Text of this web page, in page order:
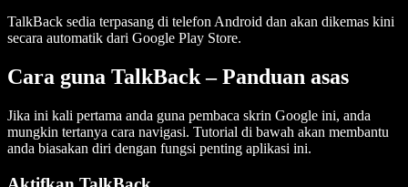
TalkBack sedia terpasang di telefon Android dan akan dikemas kini
secara automatik dari Google Play Store.
Cara guna TalkBack – Panduan asas
Jika ini kali pertama anda guna pembaca skrin Google ini, anda
mungkin tertanya cara navigasi. Tutorial di bawah akan membantu
anda biasakan diri dengan fungsi penting aplikasi ini.